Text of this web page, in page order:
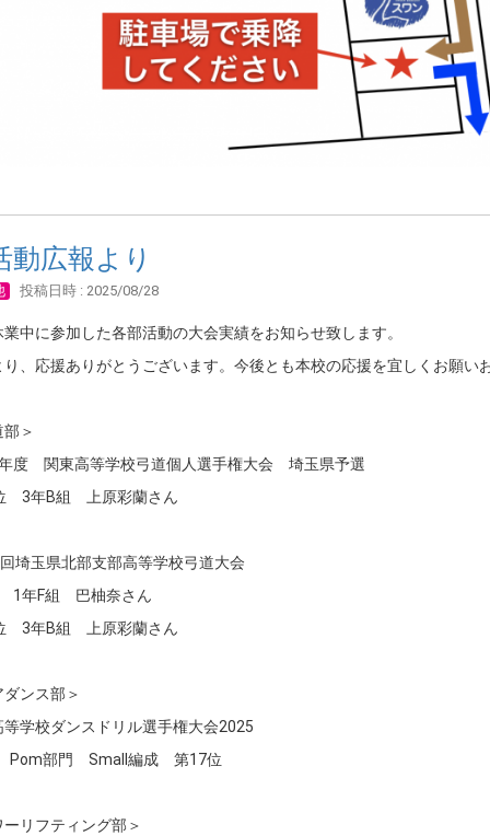
動広報より
投稿日時 : 2025/08/28
中に参加した各部活動の大会実績をお知らせ致します。
、応援ありがとうございます。今後とも本校の応援を宜しくお願い
＞
度 関東高等学校弓道個人選手権大会 埼玉県予選
3年B組 上原彩蘭さん
埼玉県北部支部高等学校弓道大会
1年F組 巴柚奈さん
3年B組 上原彩蘭さん
ンス部＞
等学校ダンスドリル選手権大会2025
Pom部門 Small編成 第17位
リフティング部＞